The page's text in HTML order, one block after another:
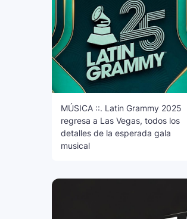
MÚSICA ::. Latin Grammy 2025
regresa a Las Vegas, todos los
detalles de la esperada gala
musical